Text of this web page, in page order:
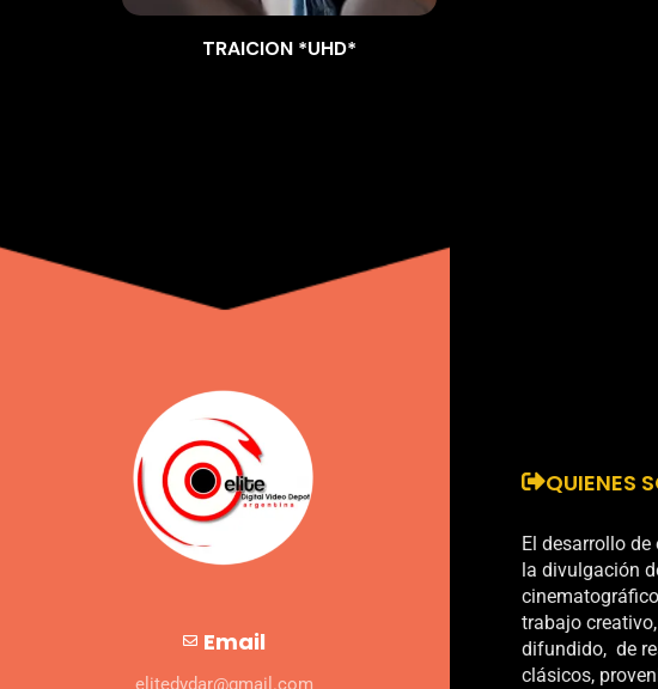
TRAICION *UHD*
Email
elitedvdar@gmail.com
QUIENES
El desarrollo
la divulgación
trabajo
difundido, de
clásicos,